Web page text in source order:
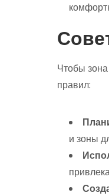
Чтобы
правил:
и зоны